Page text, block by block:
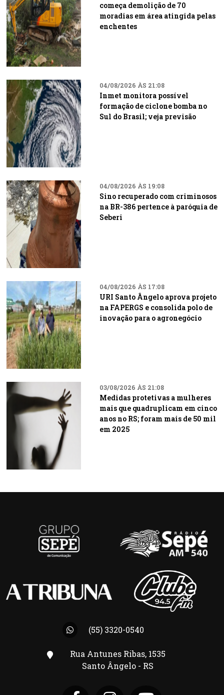
começa demolição de 70
moradias em área atingida pelas
enchentes
04/08/2026 ÀS 21:08
Inmet monitora possível
formação de ciclone bomba no
Sul do Brasil; veja previsão
04/08/2026 ÀS 19:08
Sino recuperado com criminosos
na BR-386 pertence à paróquia de
Seberi
04/08/2026 ÀS 17:08
URI Santo Ângelo aprova projeto
na FAPERGS e consolida polo de
inovação para o agronegócio
03/08/2026 ÀS 21:08
Medidas protetivas a mulheres
mais que quadruplicam em cinco
anos no RS; foram mais de 50 mil
em 2025
(55) 3320-0540
Rua Antunes Ribas, 1535
Santo Ângelo - RS